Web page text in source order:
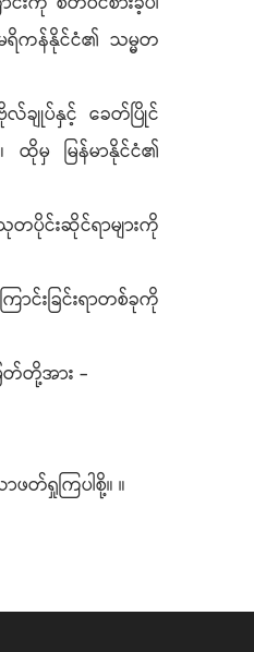
ကန်နိုင်ငံ၏ သမ္မတ
ချုပ်နှင့် ခေတ်ပြိုင်
ထိုမှ မြန်မာနိုင်ငံ၏
ပိုင်းဆိုင်ရာများကို
းခြင်းရာတစ်ခုကို
တ်တို့အား -
တ်ရှုကြပါစို့။ ။